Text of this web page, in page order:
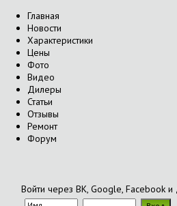
Главная
Новости
Характеристики
Цены
Фото
Видео
Дилеры
Статьи
Отзывы
Ремонт
Форум
Войти через ВК, Google, Facebook и